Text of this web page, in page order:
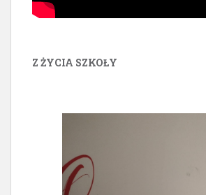
Z ŻYCIA SZKOŁY